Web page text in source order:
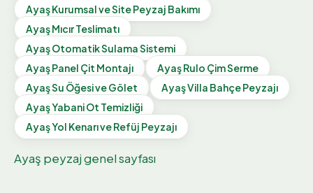
AyaşKurumsal ve Site Peyzaj Bakımı
AyaşMıcır Teslimatı
AyaşOtomatik Sulama Sistemi
AyaşPanel Çit Montajı AyaşRulo Çim Serme
AyaşSu Öğesi ve Gölet AyaşVilla Bahçe Peyzajı
AyaşYabani Ot Temizliği
AyaşYol Kenarı ve Refüj Peyzajı
Ayaş peyzaj genel sayfası